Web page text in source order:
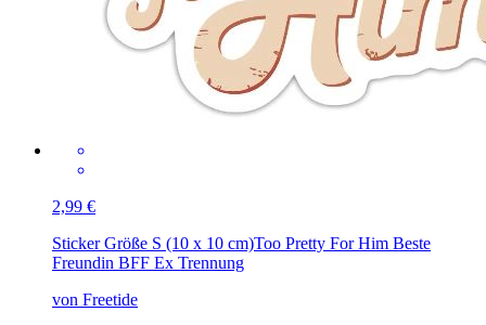
2,99 €
Sticker Größe S (10 x 10 cm)Too Pretty For Him Beste
Freundin BFF Ex Trennung
von Freetide